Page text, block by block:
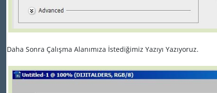
Daha Sonra Çalışma Alanımıza İstediğimiz Yazıyı Yazıyoruz.